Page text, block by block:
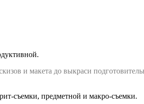
и макета до выкраси
съемки, предметной и макро-съемки.